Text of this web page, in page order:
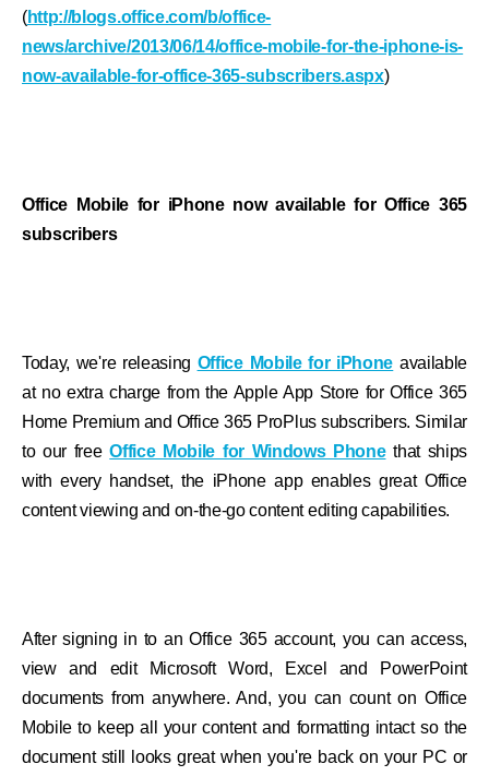
(http://blogs.office.com/b/office-
news/archive/2013/06/14/office-mobile-for-the-iphone-is-
now-available-for-office-365-subscribers.aspx)
Office Mobile for iPhone now available for Office 365
subscribers
Today, we're releasing Office Mobile for iPhone available
at no extra charge from the Apple App Store for Office 365
Home Premium and Office 365 ProPlus subscribers. Similar
to our freeOffice Mobile for Windows Phonethat ships
with every handset, the iPhone app enables great Office
content viewing and on-the-go content editing capabilities.
After signing in to an Office 365 account, you can access,
view and edit Microsoft Word, Excel and PowerPoint
documents from anywhere. And, you can count on Office
Mobile to keep all your content and formatting intact so the
document still looks great when you're back on your PC or